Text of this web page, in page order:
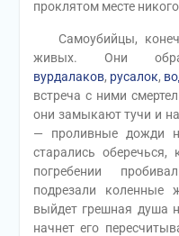
проклятом месте
Самоубийцы,
живых. Они
вурдалаков, русалок,
встреча с ними
они замыкают тучи и
— проливные дожди
старались оберечься,
погребении
подрезали
выйдет грешная душа
начнет его